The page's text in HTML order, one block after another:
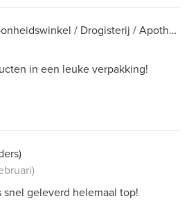
(Schoonheidswinkel / Drogisterij / Apotheek)
in een leuke verpakking!
geleverd helemaal top!